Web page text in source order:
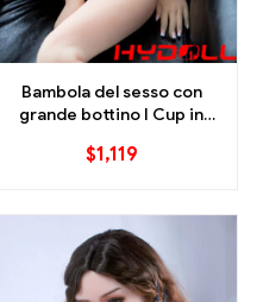
Bambola del sesso con
grande bottino I Cup in
$1,119